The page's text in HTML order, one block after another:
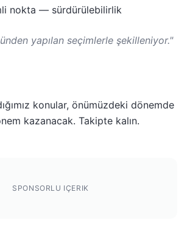
nokta — sürdürülebilirlik
yapılan seçimlerle şekilleniyor."
konular, önümüzdeki dönemde
kazanacak. Takipte kalın.
SPONSORLU IÇERIK